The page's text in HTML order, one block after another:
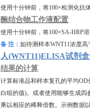
使用十分钟前，将100×检测化抗
酶结合物工作液配置
使用十分钟前，将100×SA-HRP
备 注： 如待测样本WNT11浓度高
人(WNT11)ELISA试剂
结果的计算
计算标准品和样本复孔的平均OD
白组的值)。或者使用能够生成
乘以相应的稀释倍数。示例数据